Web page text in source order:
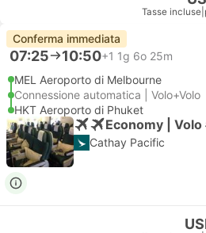
Tasse incluse
Conferma immediata
07:25 10:50+1 1g 6o 25m
MEL Aeroporto di Melbourne
Connessione automatica | Volo+Volo
HKT Aeroporto di Phuket
Economy | Volo
Cathay Pacific